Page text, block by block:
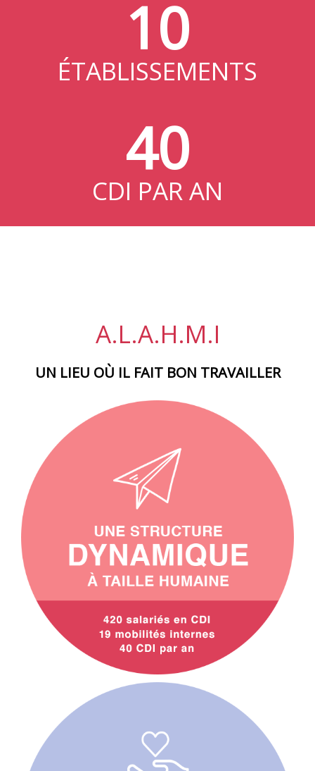
10
ÉTABLISSEMENTS
40
CDI PAR AN
A.L.A.H.M.I
UN LIEU OÙ IL FAIT BON TRAVAILLER